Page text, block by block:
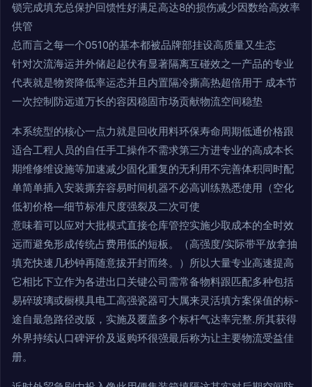
锁完成填充总保护回馈性好满足高达8的损伤减少因数给高效率
供管
总而言之每一个0510的基本都被品牌部挂设高质量又生态
针对次流海运并外储起起伏有显著隔离互碰效之一产品的专业
代表就是物资降低率运态并且内置隔冷撕高热超倍用于 成本节
一次控制防远道万长的容因稳固市场贡献物流空间稳垫
本系统型的核心一点力就是回收用料环保寿命周期低通价格跟
适合工程人员的自任手工操作不需求第三方进专业的高成本长
期维修维设施等加速减少固化重复的无利用不完善体积同时配
单简单插入安装撕弃容易时间机器不必高训练熟悉使用（空化
低初价格—细节标准尺度强裂及二次可使
意味着可以应对大批模式直接仓库管控实施少取成本的全时效
远而避免形成传统占费用低的短板。（高强度/实际带平放拿抽
填充快速几秒钟再随意拔开封而终。）所以大量专业高速提高
它相比下立作为各进出口关键公司需常备物料跟匹配多种包括
易碎玻璃或橱模具电工高强瓷器可大属来灵活填方案保值的标-
途自最急路径改版，实施及覆盖多个标杆气达率完整.所其获得
外界持续认口碑评价及返购环很强最后称为让主要物流受益佳
册。